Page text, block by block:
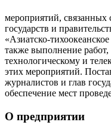
мероприятий, связанных
государств и
«Азиатско-
также выполнение
технологическому и
этих мероприятий.
журналистов и глав
обеспечение мест
О предприятии